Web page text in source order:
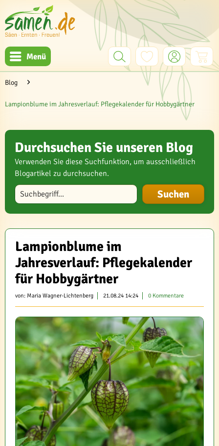
Menü
Blog
Lampionblume im Jahresverlauf: Pflegekalender für Hobbygärtner
Durchsuchen Sie unseren Blog
Verwenden Sie diese Suchfunktion, um ausschließlich
Blogartikel zu durchsuchen.
Blog durchsuchen
Lampionblume im
Jahresverlauf: Pflegekalender
für Hobbygärtner
von: Maria Wagner-Lichtenberg 21.08.24 14:24 0 Kommentare